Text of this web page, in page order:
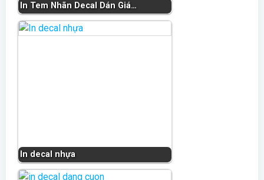
In Tem Nhãn Decal Dán Giá…
In decal nhựa